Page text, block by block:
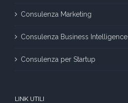
Consulenza Marketing
Consulenza Business Intelligence
Consulenza per Startup
LINK UTILI